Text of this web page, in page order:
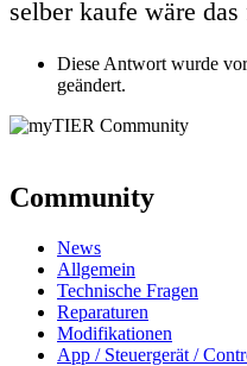
selber kaufe wäre
Diese Antwort wurde
geändert.
Community
News
Allgemein
Technische Fragen
Reparaturen
Modifikationen
App / Steuergerät /